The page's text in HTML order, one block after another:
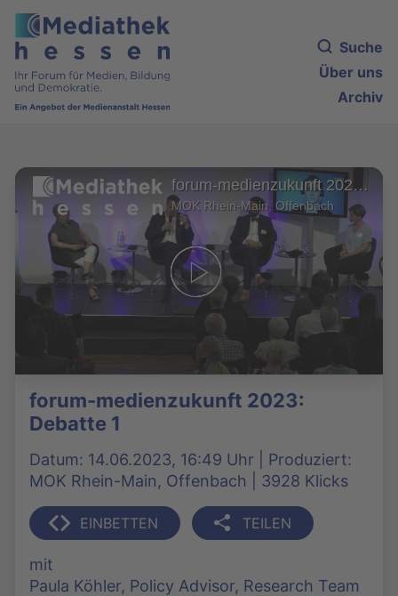
Suche
Über uns
Archiv
forum-medienzukunft 2023: Debatte 1
MOK Rhein-Main, Offenbach
forum-medienzukunft 2023:
Debatte 1
Datum: 14.06.2023, 16:49 Uhr | Produziert:
MOK Rhein-Main, Offenbach | 3928 Klicks
EINBETTEN TEILEN
mit
Paula Köhler, Policy Advisor, Research Team